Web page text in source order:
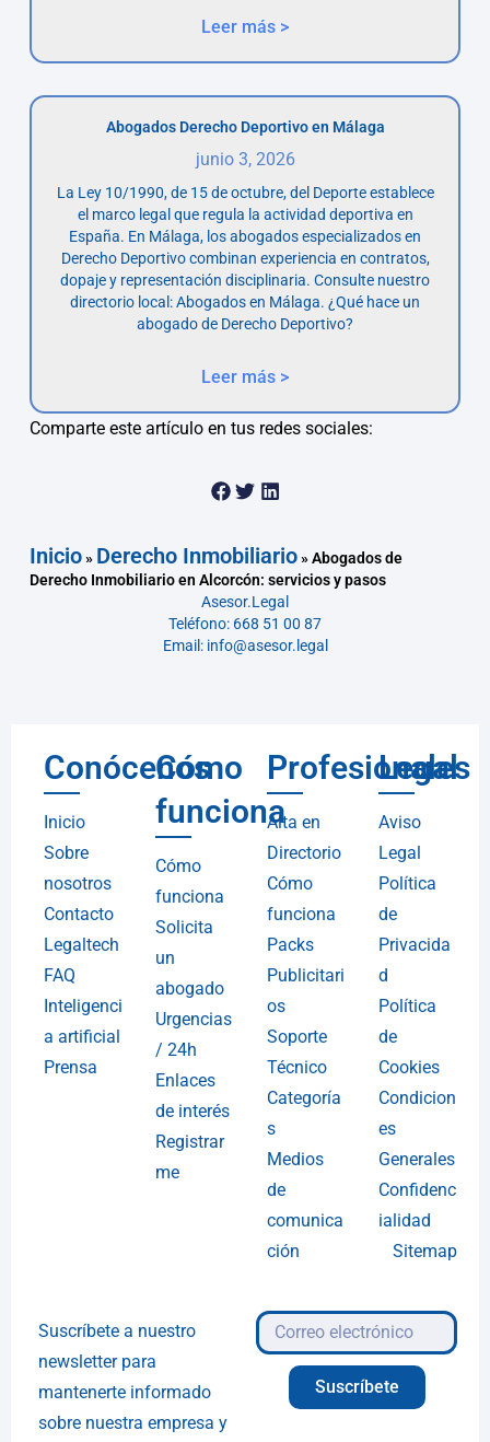
Leer más >
Abogados Derecho Deportivo en Málaga
junio 3, 2026
La Ley 10/1990, de 15 de octubre, del Deporte establece
el marco legal que regula la actividad deportiva en
España. En Málaga, los abogados especializados en
Derecho Deportivo combinan experiencia en contratos,
dopaje y representación disciplinaria. Consulte nuestro
directorio local: Abogados en Málaga. ¿Qué hace un
abogado de Derecho Deportivo?
Leer más >
Comparte este artículo en tus redes sociales:
Inicio» Derecho Inmobiliario»Abogados de
Derecho Inmobiliario en Alcorcón: servicios y pasos
Asesor.Legal
Teléfono: 668 51 00 87
Email: info@asesor.legal
Conócenos
Inicio
Sobre
nosotros
Contacto
Legaltech
FAQ
Inteligenci
a artificial
Prensa
Cómo
funciona
Cómo
funciona
Solicita
un
abogado
Urgencias
/ 24h
Enlaces
de interés
Registrar
me
Profesionales
Alta en
Directorio
Cómo
funciona
Packs
Publicitari
os
Soporte
Técnico
Categoría
s
Medios
de
comunica
ción
Legal
Aviso
Legal
Política
de
Privacida
d
Política
de
Cookies
Condicion
es
Generales
Confidenc
ialidad
Sitemap
Suscríbete a nuestro
newsletter para
mantenerte informado
sobre nuestra empresa y
Suscríbete